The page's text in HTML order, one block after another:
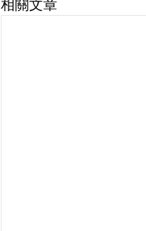
相關文章